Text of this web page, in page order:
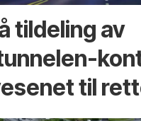
tildeling av
til